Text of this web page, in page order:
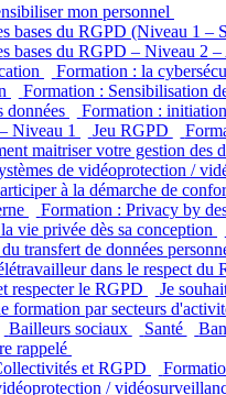
mon personnel
bases du RGPD (Niveau 1 –
bases du RGPD – Niveau 2
Formation : la
Formation : Sensibilisation
données
Formation :
Niveau 1
Jeu RGPD
maitriser votre gestion des
de vidéoprotection /
à la démarche de
Formation : Privacy by
vie privée dès sa conception
transfert de données
dans le respect du
respecter le RGPD
Je
formation par secteurs
Bailleurs sociaux Santé
rappelé
et RGPD
/